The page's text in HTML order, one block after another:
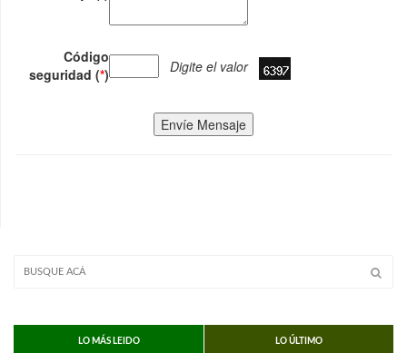
Código
seguridad (*) Digite el valor
Envíe Mensaje
LO MÁS LEIDO LO ÚLTIMO